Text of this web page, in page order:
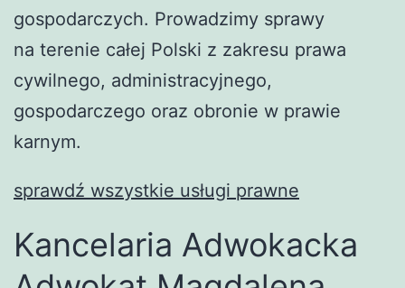
gospodarczych. Prowadzimy sprawy
na terenie całej Polski z zakresu prawa
cywilnego, administracyjnego,
gospodarczego oraz obronie w prawie
karnym.
sprawdź wszystkie usługi prawne
Kancelaria Adwokacka